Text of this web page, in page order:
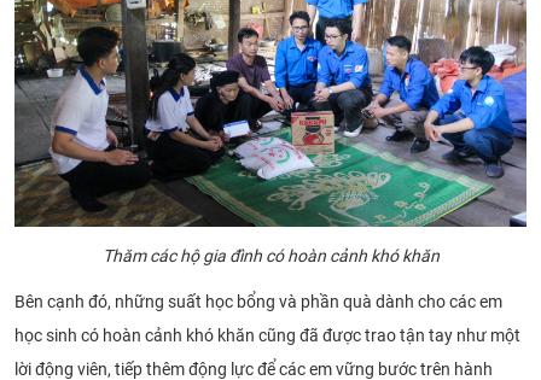
Thăm các hộ gia đình có hoàn cảnh khó khăn
Bên cạnh đó, những suất học bổng và phần quà dành cho các em
học sinh có hoàn cảnh khó khăn cũng đã được trao tận tay như một
lời động viên, tiếp thêm động lực để các em vững bước trên hành